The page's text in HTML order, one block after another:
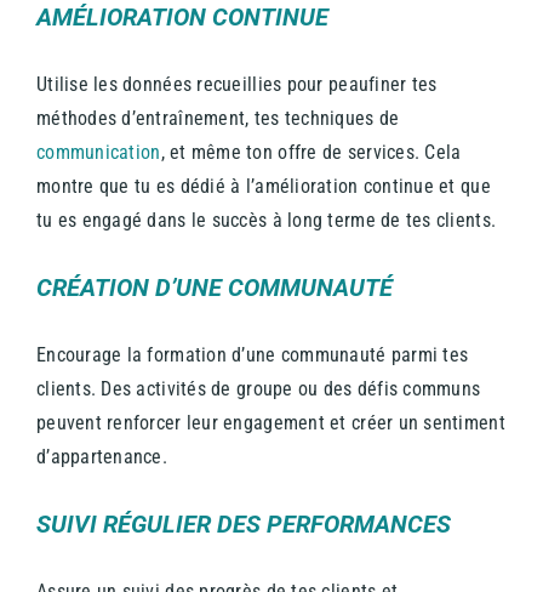
AMÉLIORATION CONTINUE
Utilise les données recueillies pour peaufiner tes
méthodes d’entraînement, tes techniques de
communication, et même ton offre de services. Cela
montre que tu es dédié à l’amélioration continue et que
tu es engagé dans le succès à long terme de tes clients.
CRÉATION D’UNE COMMUNAUTÉ
Encourage la formation d’une communauté parmi tes
clients. Des activités de groupe ou des défis communs
peuvent renforcer leur engagement et créer un sentiment
d’appartenance.
SUIVI RÉGULIER DES PERFORMANCES